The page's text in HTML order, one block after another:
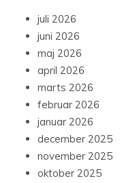
juli 2026
juni 2026
maj 2026
april 2026
marts 2026
februar 2026
januar 2026
december 2025
november 2025
oktober 2025